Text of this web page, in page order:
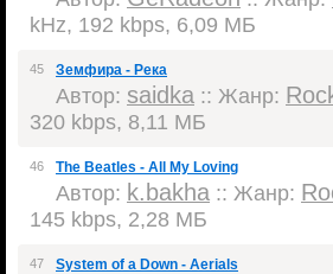
kHz, 192 kbps, 6,09 МБ
45 Земфира - Река
Автор: saidka :: Жанр:
320 kbps, 8,11 МБ
46 The Beatles - All My Loving
Автор: k.bakha :: Жанр:
145 kbps, 2,28 МБ
47 System of a Down - Aerials